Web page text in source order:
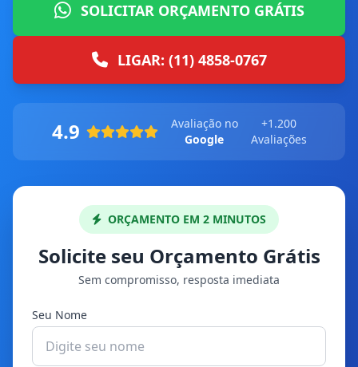
SOLICITAR ORÇAMENTO GRÁTIS
LIGAR: (11) 4858-0767
4.9
Avaliação no
Google
+1.200
Avaliações
ORÇAMENTO EM 2 MINUTOS
Solicite seu Orçamento Grátis
Sem compromisso, resposta imediata
Seu Nome